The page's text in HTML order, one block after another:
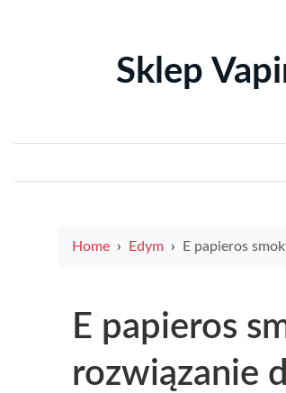
Sklep
Home Edym E papieros smoky – innowacyjne
E papieros
rozwiązanie